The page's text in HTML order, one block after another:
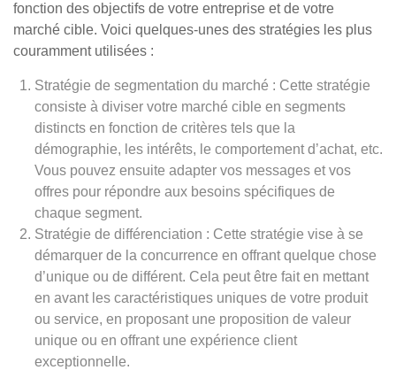
fonction des objectifs de votre entreprise et de votre
marché cible. Voici quelques-unes des stratégies les plus
couramment utilisées :
Stratégie de segmentation du marché : Cette stratégie
consiste à diviser votre marché cible en segments
distincts en fonction de critères tels que la
démographie, les intérêts, le comportement d’achat, etc.
Vous pouvez ensuite adapter vos messages et vos
offres pour répondre aux besoins spécifiques de
chaque segment.
Stratégie de différenciation : Cette stratégie vise à se
démarquer de la concurrence en offrant quelque chose
d’unique ou de différent. Cela peut être fait en mettant
en avant les caractéristiques uniques de votre produit
ou service, en proposant une proposition de valeur
unique ou en offrant une expérience client
exceptionnelle.